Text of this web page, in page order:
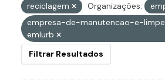
reciclagem
Organizações:
empresa-de-manutencao-e-
emlurb
Filtrar Resultados